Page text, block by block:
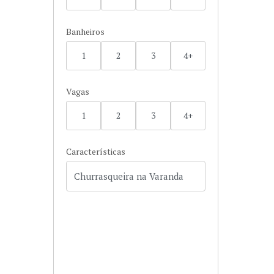
Banheiros
1 2 3 4+
Vagas
1 2 3 4+
Características